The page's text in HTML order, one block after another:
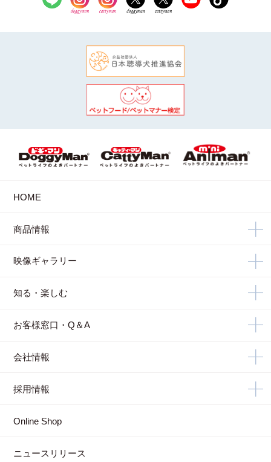
HOME
商品情報
映像ギャラリー
知る・楽しむ
お客様窓口・Q＆A
会社情報
採用情報
Online Shop
ニュースリリース